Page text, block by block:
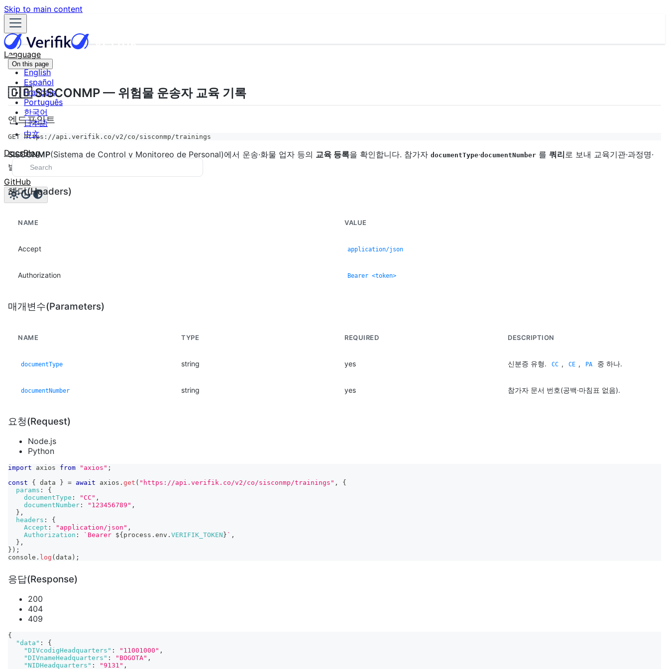
Skip to main content
Language
English
Español
Français
Português
한국어
日本語
中文
DocsBlog
GitHub
On this page
🇨🇴 SISCONMP — 위험물 운송자 교육 기록
엔드포인트
GET https://api.verifik.co/v2/co/sisconmp/trainings
SISCONMP(Sistema de Control y Monitoreo de Personal)에서 운송·화물 업자 등의 교육 등록을 확인합니다. 참가자 documentType·documentNumber 를 쿼리로 보내 교육기관·과정명·
발급·만료·자격 상태 등을 조회합니다.
헤더(Headers)
NAME VALUE
Accept application/json
Authorization Bearer <token>
매개변수(Parameters)
NAME TYPE REQUIRED DESCRIPTION
documentType string yes 신분증 유형. CC , CE , PA 중 하나.
documentNumber string yes 참가자 문서 번호(공백·마침표 없음).
요청(Request)
Node.js
Python
import axios from "axios" ;
const
{ data } = await axios . get ( "https://api.verifik.co/v2/co/sisconmp/trainings" ,
{
params :
{
documentType : "CC" ,
documentNumber : "123456789" ,
} ,
headers :
{
Accept : "application/json" ,
Authorization : ` Bearer ${ process . env . VERIFIK_TOKEN } ` ,
} ,
} ) ;
console . log ( data ) ;
응답(Response)
200
404
409
{
"data" :
{
"DIVcodigHeadquarters" : "11001000" ,
"DIVnameHeadquarters" : "BOGOTA" ,
"NIDHeadquarters" : "9131" ,